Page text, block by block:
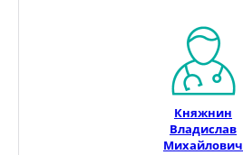
Княжнин
Владислав
Михайлович